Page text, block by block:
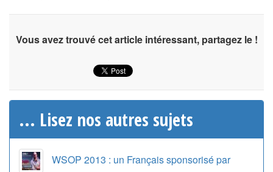
Vous avez trouvé cet article intéressant, partagez le !
... Lisez nos autres sujets
WSOP 2013 : un Français sponsorisé par